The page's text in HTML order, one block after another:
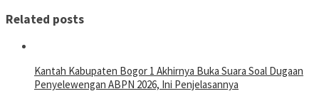
Related posts
Kantah Kabupaten Bogor 1 Akhirnya Buka Suara Soal Dugaan
Penyelewengan ABPN 2026, Ini Penjelasannya